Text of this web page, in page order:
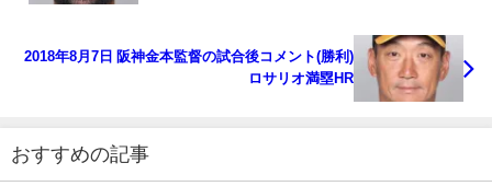
2018年8月7日 阪神金本監督の試合後コメント(勝利)
ロサリオ満塁HR
おすすめの記事